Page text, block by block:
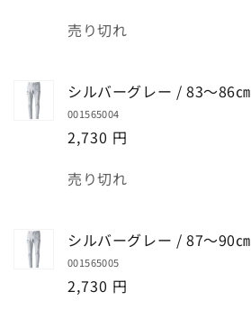
数
売り切れ
シルバーグレー / 83～86㎝
001565004
2,730 円
数
売り切れ
シルバーグレー / 87～90㎝
001565005
2,730 円